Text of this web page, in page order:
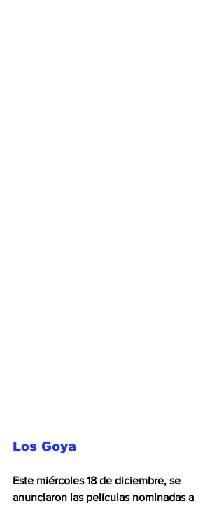
Los Goya
Este miércoles 18 de diciembre, se
anunciaron las películas nominadas a